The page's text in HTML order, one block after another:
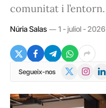
comunitat i l’entorn.
Núria Salas 1 - juliol -
Segueix-nos Instagram